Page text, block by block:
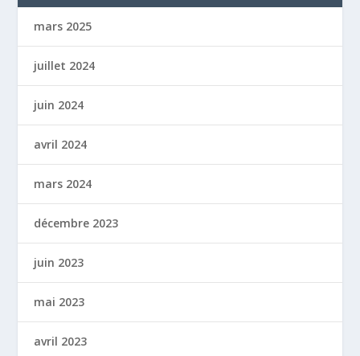
mars 2025
juillet 2024
juin 2024
avril 2024
mars 2024
décembre 2023
juin 2023
mai 2023
avril 2023